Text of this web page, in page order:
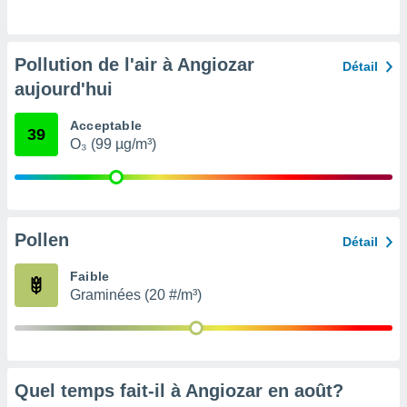
ou
de la
des
notre
Pollution de l'air à Angiozar
aujourd'hui
Détail
39 Acceptable
O₃ (99 µg/m³)
Pollen Détail
Faible
Graminées (20 #/m³)
Quel temps fait-il à Angiozar en août?